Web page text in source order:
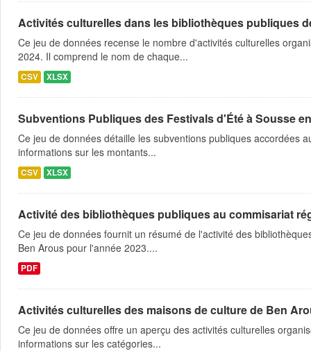
Activités culturelles dans les bibliothèques publiques
Ce jeu de données recense le nombre d'activités culturelles
2024. Il comprend le nom de chaque...
CSV XLSX
Subventions Publiques des Festivals d'Été à Sousse
Ce jeu de données détaille les subventions publiques accordées
informations sur les montants...
CSV XLSX
Activité des bibliothèques publiques au commisariat
Ce jeu de données fournit un résumé de l'activité des
Ben Arous pour l'année 2023....
PDF
Activités culturelles des maisons de culture de Ben
Ce jeu de données offre un aperçu des activités culturelles
informations sur les catégories...